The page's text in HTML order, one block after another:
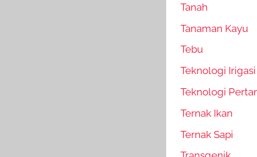
Tanah
Tanaman Kayu
Tebu
Teknologi Irigasi
Teknologi
Ternak Ikan
Ternak Sapi